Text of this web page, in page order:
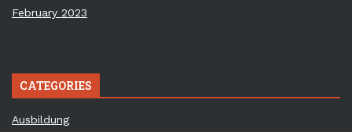
February 2023
CATEGORIES
Ausbildung